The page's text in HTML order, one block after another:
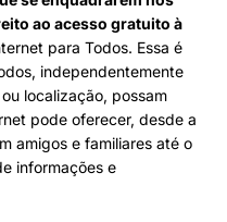
ao acesso gratuito à
para Todos. Essa é
independentemente
localização, possam
pode oferecer, desde a
amigos e familiares até o
informações e